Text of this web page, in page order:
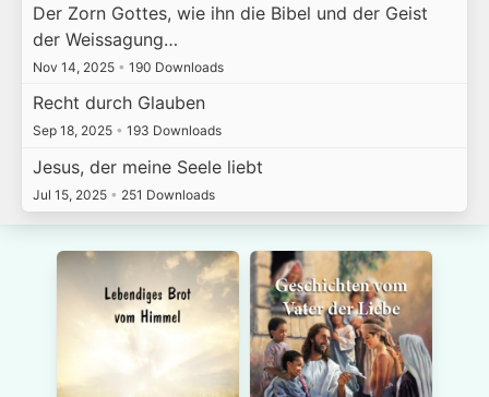
Der Zorn Gottes, wie ihn die Bibel und der Geist
der Weissagung…
Nov 14, 2025 • 190 Downloads
Recht durch Glauben
Sep 18, 2025 • 193 Downloads
Jesus, der meine Seele liebt
Jul 15, 2025 • 251 Downloads